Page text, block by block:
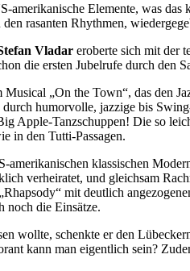
Elemente, was
rasanten Rhythmen,
Vladar eroberte sich mit der
die ersten Jubelrufe durch den
„On the Town“, das den
humorvolle, jazzige bis
Apple-Tanzschuppen! Die so
in den Tutti-Passagen.
klassischen
verheiratet, und gleichsam
mit deutlich
noch die Einsätze.
wollte, schenkte er den
kann man eigentlich sein?